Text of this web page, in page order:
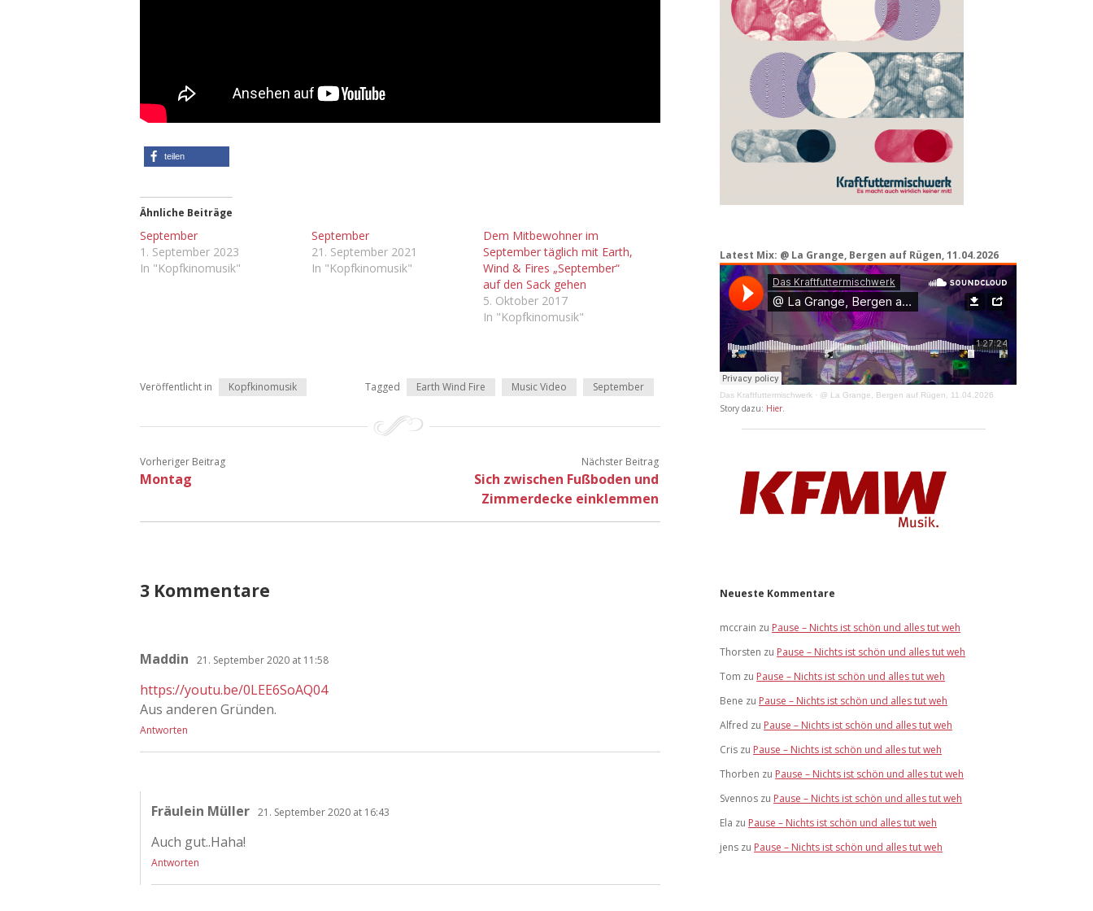
teilen
Ähnliche Beiträge
September
1. September 2023
In "Kopfkinomusik"
September
21. September 2021
In "Kopfkinomusik"
Dem Mitbewohner im
September täglich mit Earth,
Wind & Fires „September“
auf den Sack gehen
5. Oktober 2017
In "Kopfkinomusik"
Veröffentlicht in Kopfkinomusik Tagged Earth Wind Fire Music Video September
Vorheriger Beitrag
Montag
Nächster Beitrag
Sich zwischen Fußboden und
Zimmerdecke einklemmen
3 Kommentare
Maddin 21. September 2020 at 11:58
https://youtu.be/0LEE6SoAQ04
Aus anderen Gründen.
Antworten
Fräulein Müller 21. September 2020 at 16:43
Auch gut..Haha!
Antworten
Latest Mix: @ La Grange, Bergen auf Rügen, 11.04.2026
Das Kraftfuttermischwerk · @ La Grange, Bergen auf Rügen, 11.04.2026
Story dazu: Hier.
Neueste Kommentare
mccrain zu Pause – Nichts ist schön und alles tut weh
Thorsten zu Pause – Nichts ist schön und alles tut weh
Tom zu Pause – Nichts ist schön und alles tut weh
Bene zu Pause – Nichts ist schön und alles tut weh
Alfred zu Pause – Nichts ist schön und alles tut weh
Cris zu Pause – Nichts ist schön und alles tut weh
Thorben zu Pause – Nichts ist schön und alles tut weh
Svennos zu Pause – Nichts ist schön und alles tut weh
Ela zu Pause – Nichts ist schön und alles tut weh
jens zu Pause – Nichts ist schön und alles tut weh